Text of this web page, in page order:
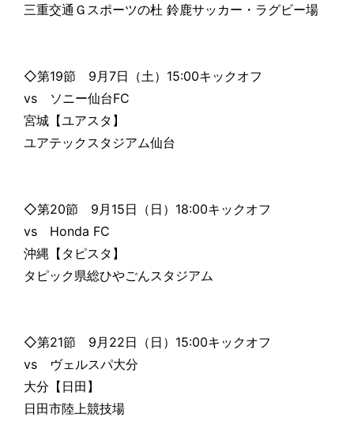
三重交通Ｇスポーツの杜 鈴鹿サッカー・ラグビー場
◇第19節 9月7日（土）15:00キックオフ
vs ソニー仙台FC
宮城【ユアスタ】
ユアテックスタジアム仙台
◇第20節 9月15日（日）18:00キックオフ
vs Honda FC
沖縄【タピスタ】
タピック県総ひやごんスタジアム
◇第21節 9月22日（日）15:00キックオフ
vs ヴェルスパ大分
大分【日田】
日田市陸上競技場